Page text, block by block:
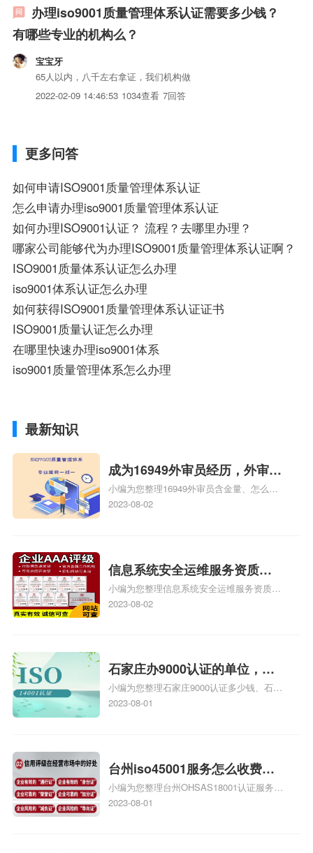
办理iso9001质量管理体系认证需要多少钱？
有哪些专业的机构么？
宝宝牙
65人以内，八千左右拿证，我们机构做
2022-02-09 14:46:53 1034查看 7回答
更多问答
如何申请ISO9001质量管理体系认证
怎么申请办理iso9001质量管理体系认证
如何办理ISO9001认证？ 流程？去哪里办理？
哪家公司能够代为办理ISO9001质量管理体系认证啊？
ISO9001质量体系认证怎么办理
iso9001体系认证怎么办理
如何获得ISO9001质量管理体系认证证书
ISO9001质量认证怎么办理
在哪里快速办理iso9001体系
iso9001质量管理体系怎么办理
最新知识
成为16949外审员经历，外审员
16949
小编为您整理16949外审员含金量、怎么才
能成为注册的TS16949:2009的外审员、我
2023-08-02
信息系统安全运维服务资质二
级费用，信息系统安全运维服
务资质二级
小编为您整理信息系统安全运维服务资质认
证证书机构有哪些、安全运维服务资质的费
体系认证知识，详情可查看下方正文！
2023-08-02
石家庄办9000认证的单位，石
家庄9000认证的公司
小编为您整理石家庄9000认证多少钱、石家
庄9000认证价格多少钱、石家庄9000认证
2023-08-01
台州iso45001服务怎么收费，
台州iso45001认证服务怎么收
费
小编为您整理台州OHSAS18001认证服务中
心哪家收费便宜、台州ISO9000认证，哪个
2023-08-01